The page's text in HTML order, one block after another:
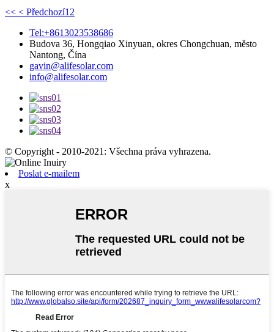
<< < Předchozí1 2
Tel:+8613023538686
Budova 36, ​​Hongqiao Xinyuan, okres Chongchuan, město
Nantong, Čína
gavin@alifesolar.com
info@alifesolar.com
© Copyright - 2010-2021: Všechna práva vyhrazena.
Poslat e-mailem
x